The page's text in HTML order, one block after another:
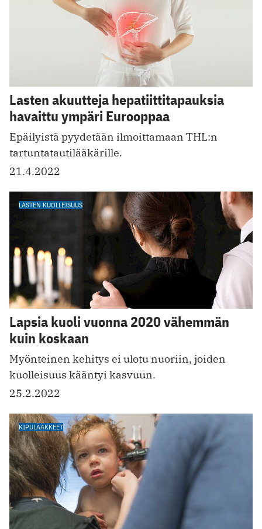
Lasten akuutteja hepatiittitapauksia
havaittu ympäri Eurooppaa
Epäilyistä pyydetään ilmoittamaan T HL:n
tartuntatautilääkärille.
21.4.2022
LASTEN KUOLLEISUUS
Lapsia kuoli vuonna 2020 vähemmän
kuin koskaan
Myönteinen kehitys ei ulotu nuoriin, joiden
kuolleisuus kääntyi kasvuun.
25.2.2022
KIPULÄÄKKEET